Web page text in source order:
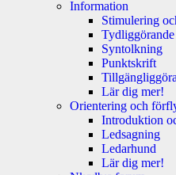
Information
Stimulering
Syntolkning
Punktskrift
Lär dig mer!
Orientering och
Introduktion
Ledsagning
Ledarhund
Lär dig mer!